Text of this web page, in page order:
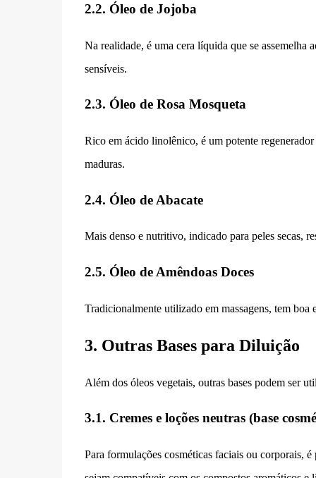
2.2. Óleo de Jojoba
Na realidade, é uma cera líquida que se assemelha
sensíveis.
2.3. Óleo de Rosa Mosqueta
Rico em ácido linolênico, é um potente
maduras.
2.4. Óleo de Abacate
Mais denso e nutritivo, indicado para peles secas,
2.5. Óleo de Amêndoas Doces
Tradicionalmente utilizado em massagens, tem
3. Outras Bases para Diluição
Além dos óleos vegetais, outras bases podem ser
3.1. Cremes e loções neutras (base
Para formulações cosméticas faciais ou corporais,